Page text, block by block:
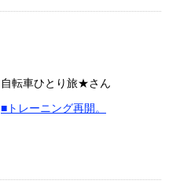
自転車ひとり旅★さん
■トレーニング再開。